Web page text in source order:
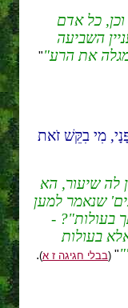
כל אדם
השביעה
את הרע "
מִי בִקֵּשׁ זֹאת
לה שיעור, הא
שנאמר למען
בעולות"? -
בעולות
"
(בבלי חגיגה ז א)
.